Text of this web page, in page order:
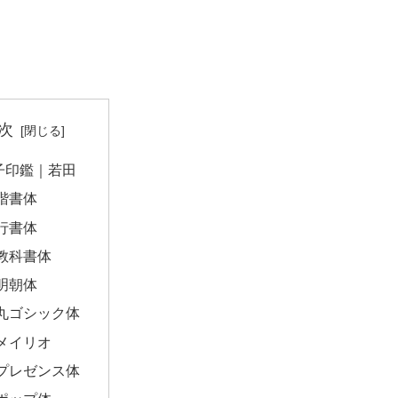
印鑑｜若田
書体
書体
科書体
朝体
ゴシック体
イリオ
レゼンス体